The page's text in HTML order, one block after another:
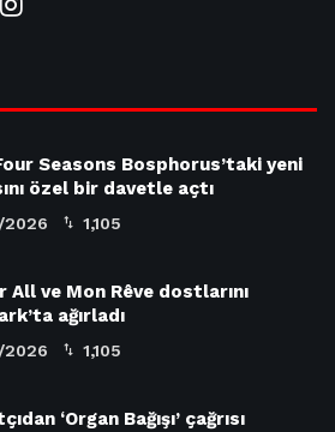
Seasons Bosphorus’taki yeni
özel bir davetle açtı
1,105
All ve Mon Rêve dostlarını
ağırladı
1,105
‘Organ Bağışı’ çağrısı